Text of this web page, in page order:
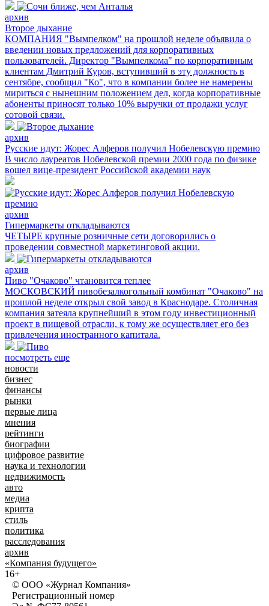
архив
Второе дыхание
КОМПАНИЯ "Вымпелком" на прошлой неделе объявила о
введении новых предложений для корпоративных
пользователей. Директор "Вымпелкома" по корпоративным
клиентам Дмитрий Куров, вступивший в эту должность в
сентябре, сообщил "Ко", что в компании более не намерены
мириться с нынешним положением дел, когда корпоративные
абоненты приносят только 10% выручки от продажи услуг
сотовой связи.
архив
Русские идут: Жорес Алферов получил Нобелевскую премию
В число лауреатов Нобелевской премии 2000 года по физике
вошел вице-президент Российской академии наук
архив
Гипермаркеты откладываются
ЧЕТЫРЕ крупные розничные сети договорились о
проведении совместной маркетинговой акции.
архив
Пиво "Очаково" чтановится теплее
МОСКОВСКИЙ пивобезалкогольный комбинат "Очаково" на
прошлой неделе открыл свой завод в Краснодаре. Столичная
компания затеяла крупнейший в этом году инвестиционный
проект в пищевой отрасли, к тому же осуществляет его без
привлечения иностранного капитала.
посмотреть еще
новости
бизнес
финансы
рынки
первые лица
мнения
рейтинги
биографии
цифровое развитие
наука и технологии
недвижимость
авто
медиа
крипта
стиль
политика
расследования
архив
«Компания будущего»
16+
© ООО «Журнал Компания»
Регистрационный номер